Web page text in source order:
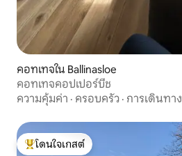
คอทเทจใน Ballinasloe
คอทเทจคอปเปอร์บีช
ความคุ้มค่า · ครอบครัว · การเดินทาง
โดนใจเกสต์ที่สุด
โดนใจเกสต์